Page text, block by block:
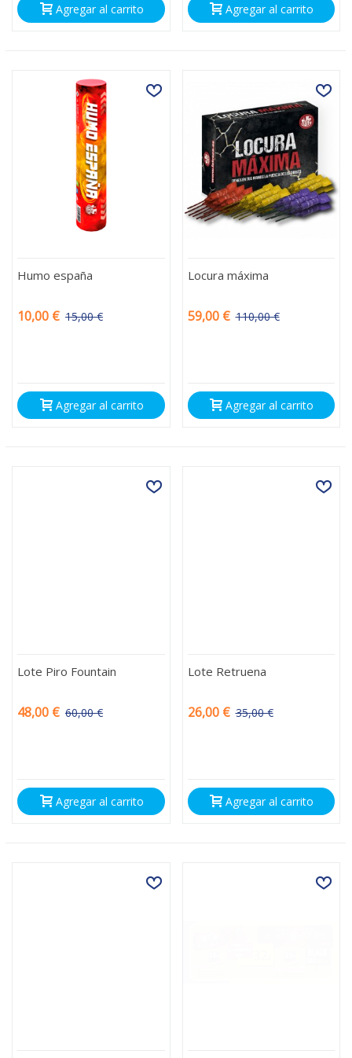
Agregar al carrito Agregar al carrito
Humo españa
10,00 € 15,00 €
Agregar al carrito
Locura máxima
59,00 € 110,00 €
Agregar al carrito
Lote Piro Fountain
48,00 € 60,00 €
Agregar al carrito
Lote Retruena
26,00 € 35,00 €
Agregar al carrito